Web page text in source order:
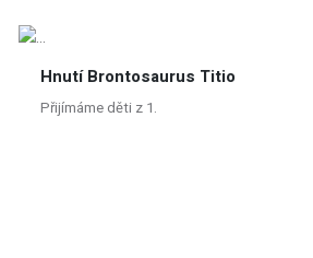
Hnutí Brontosaurus Titio
Přijímáme děti z 1.